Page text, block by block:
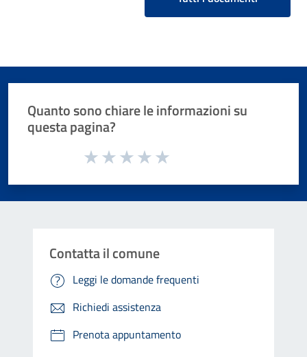
Quanto sono chiare le informazioni su
questa pagina?
Valuta da 1 a 5 stelle la pagina
Contatta il comune
Leggi le domande frequenti
Richiedi assistenza
Prenota appuntamento